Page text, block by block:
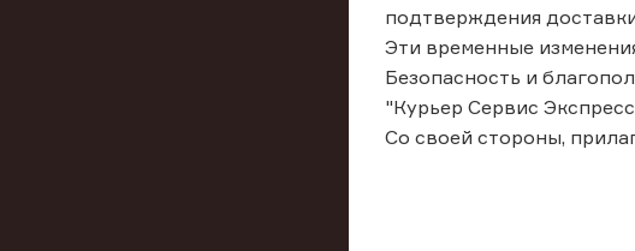
подтверждения
Эти временные
Безопасность и
"Курьер Сервис
Со своей стороны,